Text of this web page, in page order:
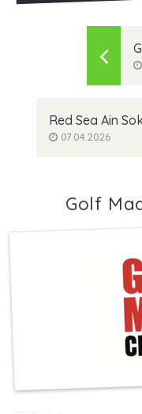
Red Sea Ain
07.04.2026
Golf